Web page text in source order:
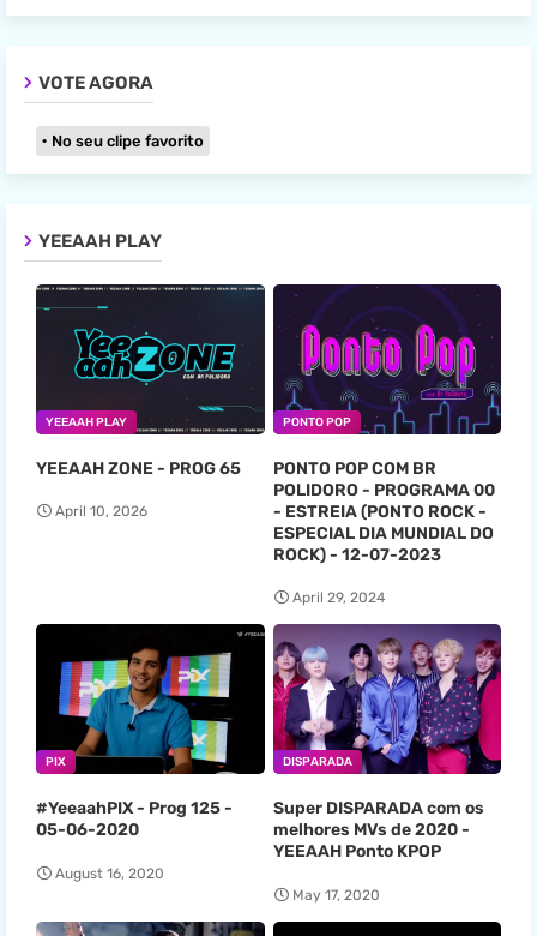
VOTE AGORA
No seu clipe favorito
YEEAAH PLAY
YEEAAH PLAY
YEEAAH ZONE - PROG 65
April 10, 2026
PONTO POP
PONTO POP COM BR
POLIDORO - PROGRAMA 00
- ESTREIA (PONTO ROCK -
ESPECIAL DIA MUNDIAL DO
ROCK) - 12-07-2023
April 29, 2024
PIX
#YeeaahPIX - Prog 125 -
05-06-2020
August 16, 2020
DISPARADA
Super DISPARADA com os
melhores MVs de 2020 -
YEEAAH Ponto KPOP
May 17, 2020